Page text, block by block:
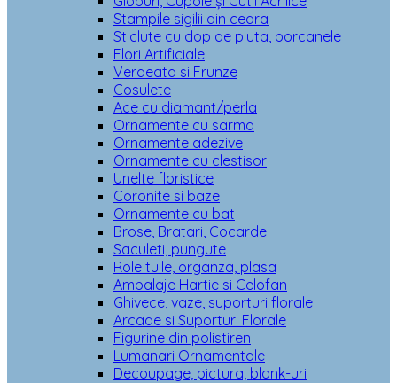
Stampile sigilii din ceara
Sticlute cu dop de pluta, borcanele
Flori Artificiale
Verdeata si Frunze
Cosulete
Ace cu diamant/perla
Ornamente cu sarma
Ornamente adezive
Ornamente cu clestisor
Unelte floristice
Coronite si baze
Ornamente cu bat
Brose, Bratari, Cocarde
Saculeti, pungute
Role tulle, organza, plasa
Ambalaje Hartie si Celofan
Ghivece, vaze, suporturi florale
Arcade si Suporturi Florale
Figurine din polistiren
Lumanari Ornamentale
Decoupage, pictura, blank-uri